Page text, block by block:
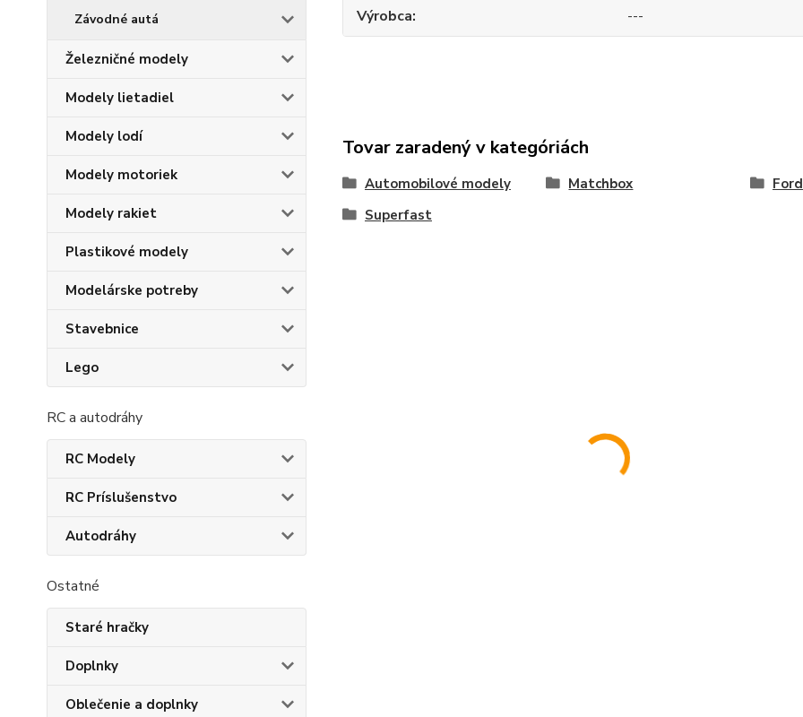
Závodné autá
Železničné modely
Modely lietadiel
Modely lodí
Modely motoriek
Modely rakiet
Plastikové modely
Modelárske potreby
Stavebnice
Lego
RC a autodráhy
RC Modely
RC Príslušenstvo
Autodráhy
Ostatné
Staré hračky
Doplnky
Oblečenie a doplnky
Výrobca ---
Tovar zaradený v kategóriách
Automobilové modely Matchbox
Ford
Superfast